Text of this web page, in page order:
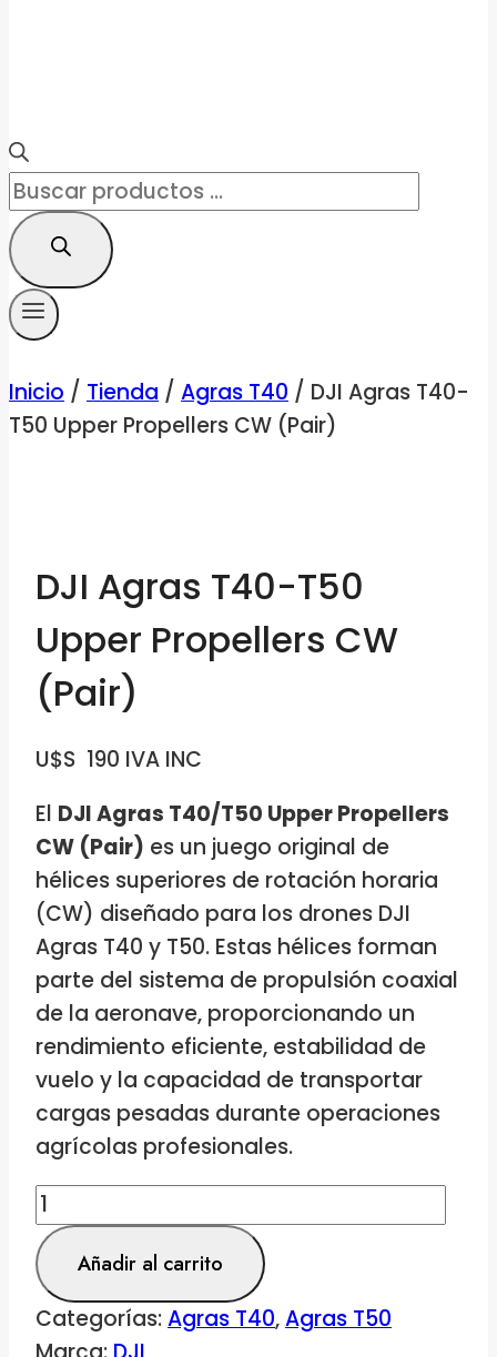
Búsqueda
de
productos
Inicio / Tienda / Agras T40 / DJI Agras T40-
T50 Upper Propellers CW (Pair)
DJI Agras T40-T50
Upper Propellers CW
(Pair)
U$S 190 IVA INC
El DJI Agras T40/T50 Upper Propellers
CW (Pair) es un juego original de
hélices superiores de rotación horaria
(CW) diseñado para los drones DJI
Agras T40 y T50. Estas hélices forman
parte del sistema de propulsión coaxial
de la aeronave, proporcionando un
rendimiento eficiente, estabilidad de
vuelo y la capacidad de transportar
cargas pesadas durante operaciones
agrícolas profesionales.
DJI
Agras
T40-
T50
Upper
Añadir al carrito
Categorías:Agras T40,Agras T50